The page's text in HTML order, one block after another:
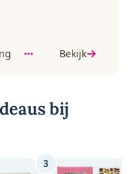
Bekijk
bij
3